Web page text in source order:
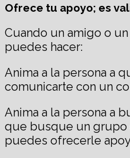
Ofrece tu apoyo; es
Cuando un amigo o
puedes hacer:
Anima a la persona a
comunicarte con un
Anima a la persona a
que busque un grupo
puedes ofrecerle